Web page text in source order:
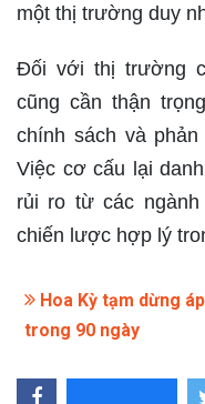
một thị trường duy
Đối với thị trường
cũng cần thận
chính sách và
Việc cơ cấu lại
rủi ro từ các
chiến lược hợp lý
Hoa Kỳ tạm dừng
trong 90 ngày